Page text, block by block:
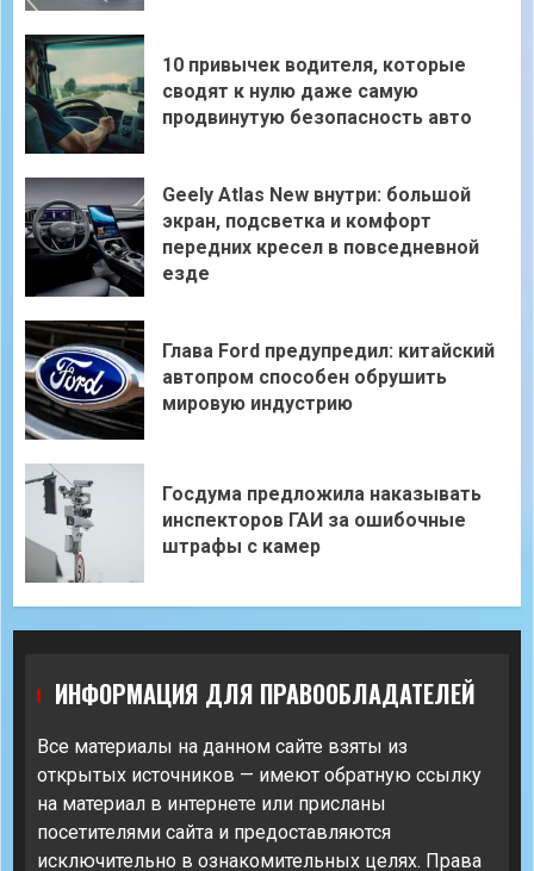
10 привычек водителя, которые
сводят к нулю даже самую
продвинутую безопасность авто
Geely Atlas New внутри: большой
экран, подсветка и комфорт
передних кресел в повседневной
езде
Глава Ford предупредил: китайский
автопром способен обрушить
мировую индустрию
Госдума предложила наказывать
инспекторов ГАИ за ошибочные
штрафы с камер
ИНФОРМАЦИЯ ДЛЯ ПРАВООБЛАДАТЕЛЕЙ
Все материалы на данном сайте взяты из
открытых источников — имеют обратную ссылку
на материал в интернете или присланы
посетителями сайта и предоставляются
исключительно в ознакомительных целях. Права